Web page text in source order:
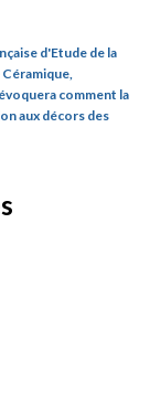
d'Etude de la
comment la
aux décors des